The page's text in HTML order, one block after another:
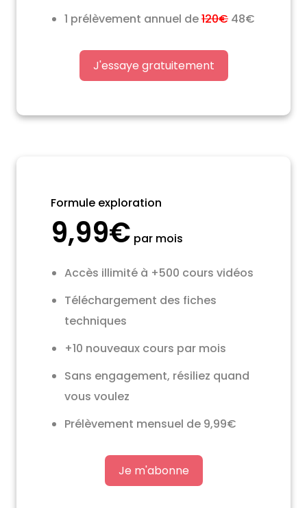
1 prélèvement annuel de120€ 48€
J'essaye gratuitement
Formule exploration
9,99€ par mois
Accès illimité à +500 cours vidéos
Téléchargement des fiches
techniques
+10 nouveaux cours par mois
Sans engagement, résiliez quand
vous voulez
Prélèvement mensuel de 9,99€
Je m'abonne